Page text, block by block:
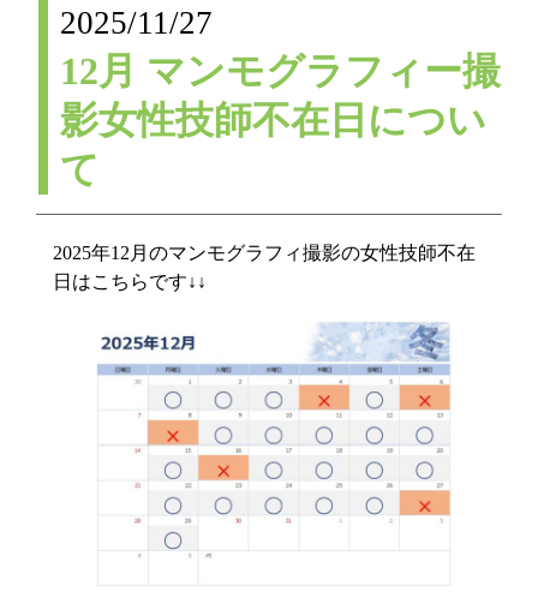
2025/11/27
12月 マンモグラフィー撮
影女性技師不在日につい
て
2025年12月のマンモグラフィ撮影の女性技師不在
日はこちらです↓↓